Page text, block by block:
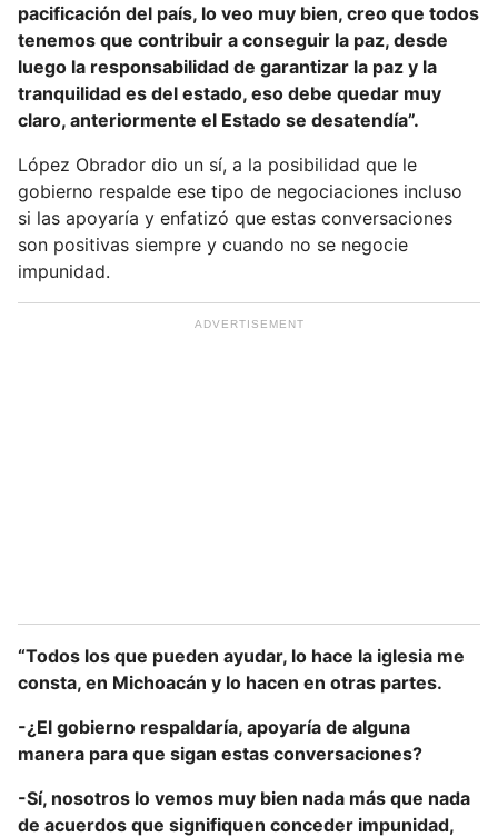
pacificación del país, lo veo muy bien, creo que todos
tenemos que contribuir a conseguir la paz, desde
luego la responsabilidad de garantizar la paz y la
tranquilidad es del estado, eso debe quedar muy
claro, anteriormente el Estado se desatendía”.
López Obrador dio un sí, a la posibilidad que le
gobierno respalde ese tipo de negociaciones incluso
si las apoyaría y enfatizó que estas conversaciones
son positivas siempre y cuando no se negocie
impunidad.
“Todos los que pueden ayudar, lo hace la iglesia me
consta, en Michoacán y lo hacen en otras partes.
-¿El gobierno respaldaría, apoyaría de alguna
manera para que sigan estas conversaciones?
-Sí, nosotros lo vemos muy bien nada más que nada
de acuerdos que signifiquen conceder impunidad,